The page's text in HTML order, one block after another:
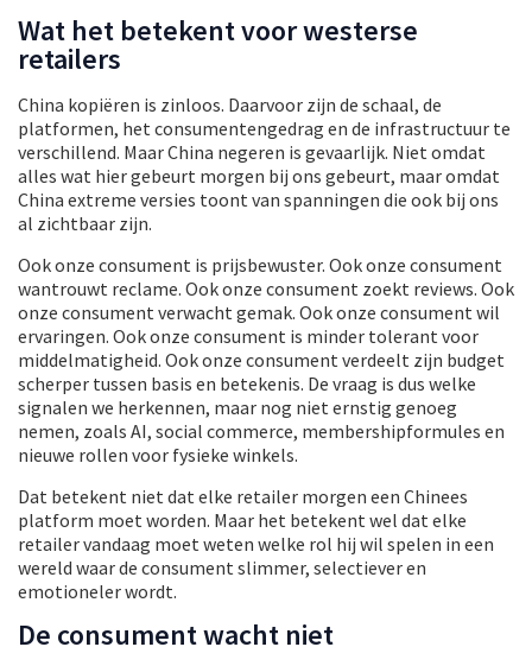
Wat het betekent voor westerse
retailers
China kopiëren is zinloos. Daarvoor zijn de schaal, de
platformen, het consumentengedrag en de infrastructuur te
verschillend. Maar China negeren is gevaarlijk. Niet omdat
alles wat hier gebeurt morgen bij ons gebeurt, maar omdat
China extreme versies toont van spanningen die ook bij ons
al zichtbaar zijn.
Ook onze consument is prijsbewuster. Ook onze consument
wantrouwt reclame. Ook onze consument zoekt reviews. Ook
onze consument verwacht gemak. Ook onze consument wil
ervaringen. Ook onze consument is minder tolerant voor
middelmatigheid. Ook onze consument verdeelt zijn budget
scherper tussen basis en betekenis. De vraag is dus welke
signalen we herkennen, maar nog niet ernstig genoeg
nemen, zoals AI, social commerce, membershipformules en
nieuwe rollen voor fysieke winkels.
Dat betekent niet dat elke retailer morgen een Chinees
platform moet worden. Maar het betekent wel dat elke
retailer vandaag moet weten welke rol hij wil spelen in een
wereld waar de consument slimmer, selectiever en
emotioneler wordt.
De consument wacht niet